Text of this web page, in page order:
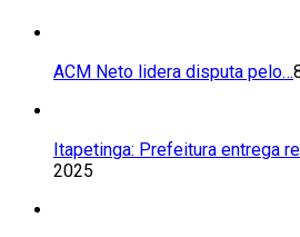
ACM Neto lidera disputa pelo…
Itapetinga: Prefeitura entrega
2025